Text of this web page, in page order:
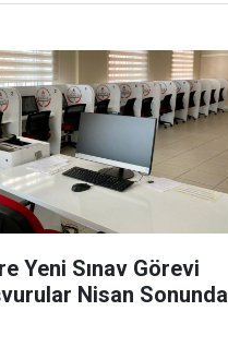
Yeni Sınav Görevi
Nisan Sonunda